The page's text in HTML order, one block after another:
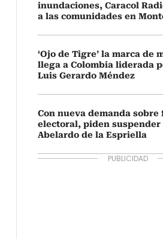
inundaciones, Caracol
a las comunidades en
‘Ojo de Tigre’ la marca de
llega a Colombia liderada
Luis Gerardo Méndez
Con nueva demanda sobre
electoral, piden suspender
Abelardo de la Espriella